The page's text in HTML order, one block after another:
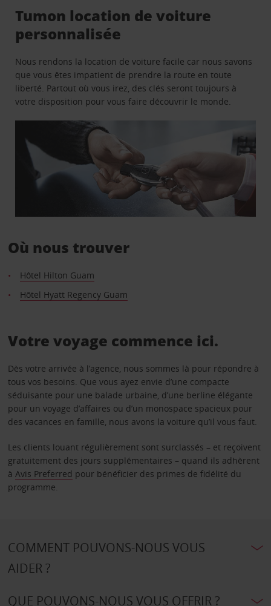
Tumon location de voiture
personnalisée
Nous rendons la location de voiture facile car nous savons
que vous êtes impatient de prendre la route en toute
liberté. Partout où vous irez, des clés seront toujours à
votre disposition pour vous faire découvrir le monde.
Où nous trouver
Hôtel Hilton Guam
Hôtel Hyatt Regency Guam
Votre voyage commence ici.
Dès votre arrivée à l’agence, nous sommes là pour répondre à
tous vos besoins. Que vous ayez envie d’une compacte
séduisante pour une balade urbaine, d’une berline élégante
pour un voyage d’affaires ou d’un monospace spacieux pour
des vacances en famille, nous avons la voiture qu’il vous faut.
Les clients louant régulièrement sont surclassés – et reçoivent
gratuitement des jours supplémentaires – quand ils adhèrent
à Avis Preferred pour bénéficier des primes de fidélité du
programme.
COMMENT POUVONS-NOUS VOUS
AIDER ?
QUE POUVONS-NOUS VOUS OFFRIR ?